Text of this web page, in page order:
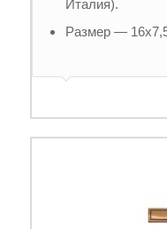
Италия).
Размер —